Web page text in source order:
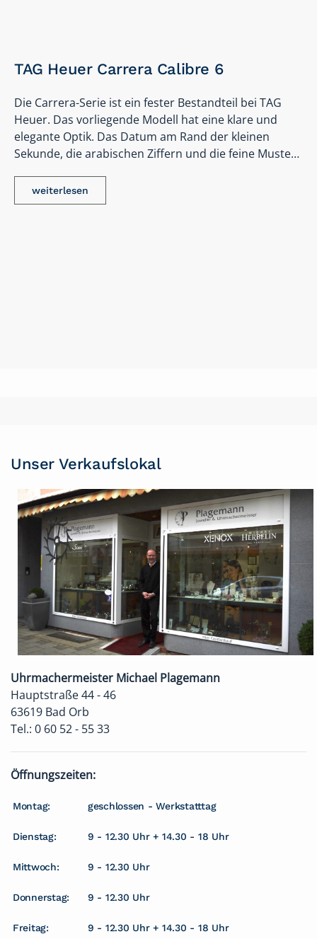
Unser Verkaufslokal
Uhrmachermeister Michael Plagemann
Hauptstraße 44 - 46
63619 Bad Orb
Tel.: 0 60 52 - 55 33
Öffnungszeiten:
Montag: geschlossen - Werkstatttag
Dienstag: 9 - 12.30 Uhr + 14.30 - 18 Uhr
Mittwoch: 9 - 12.30 Uhr
Donnerstag: 9 - 12.30 Uhr
Freitag: 9 - 12.30 Uhr + 14.30 - 18 Uhr